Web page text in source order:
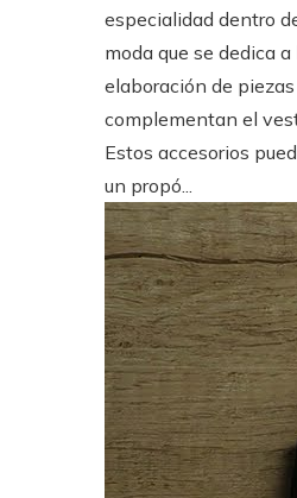
especialidad dentro
moda que se dedica a
elaboración de piezas
complementan el
Estos accesorios
un propó...